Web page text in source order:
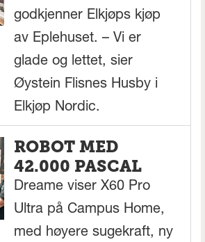
godkjenner Elkjøps kjøp
av Eplehuset. – Vi er
glade og lettet, sier
Øystein Flisnes Husby i
Elkjøp Nordic.
ROBOT MED
42.000 PASCAL
Dreame viser X60 Pro
Ultra på Campus Home,
med høyere sugekraft, ny